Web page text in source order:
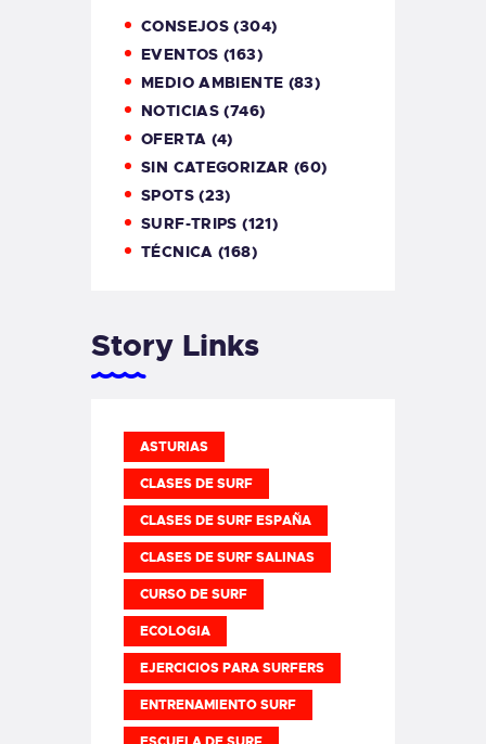
CONSEJOS (304)
EVENTOS (163)
MEDIO AMBIENTE (83)
NOTICIAS (746)
OFERTA (4)
SIN CATEGORIZAR (60)
SPOTS(23)
SURF-TRIPS (121)
TÉCNICA (168)
Story Links
ASTURIAS
CLASES DE SURF
CLASES DE SURF ESPAÑA
CLASES DE SURF SALINAS
CURSO DE SURF
ECOLOGIA
EJERCICIOS PARA SURFERS
ENTRENAMIENTO SURF